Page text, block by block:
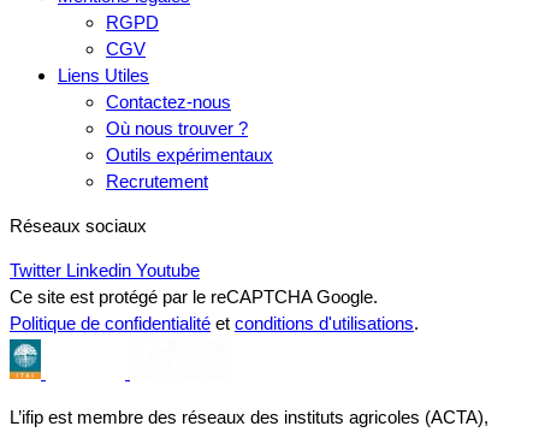
RGPD
CGV
Liens Utiles
Contactez-nous
Où nous trouver ?
Outils expérimentaux
Recrutement
Réseaux sociaux
Twitter Linkedin Youtube
Ce site est protégé par le reCAPTCHA Google.
Politique de confidentialité et conditions d'utilisations.
L’ifip est membre des réseaux des instituts agricoles (ACTA),